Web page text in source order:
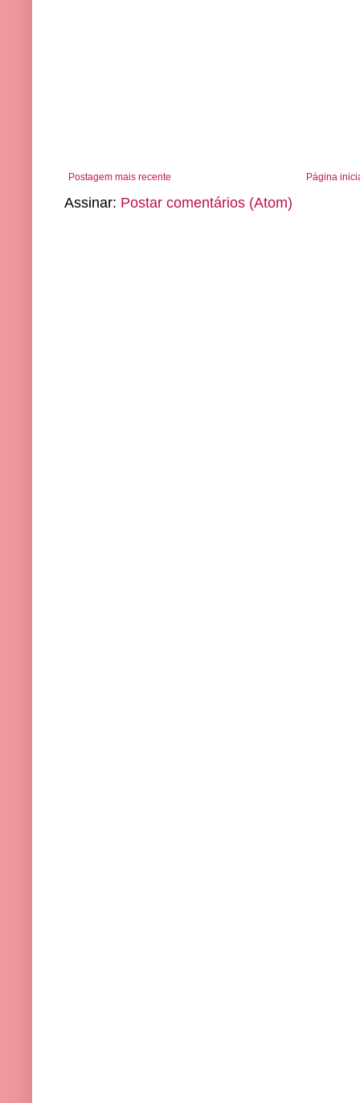
Postagem mais recente Página
Assinar: Postar comentários (Atom)